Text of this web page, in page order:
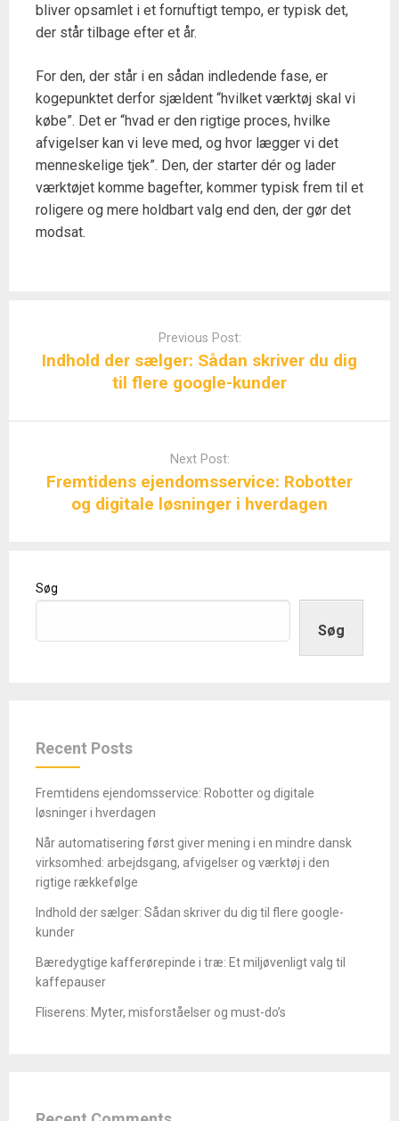
bliver opsamlet i et fornuftigt tempo, er typisk det,
der står tilbage efter et år.
For den, der står i en sådan indledende fase, er
kogepunktet derfor sjældent “hvilket værktøj skal vi
købe”. Det er “hvad er den rigtige proces, hvilke
afvigelser kan vi leve med, og hvor lægger vi det
menneskelige tjek”. Den, der starter dér og lader
værktøjet komme bagefter, kommer typisk frem til et
roligere og mere holdbart valg end den, der gør det
modsat.
Previous Post:
Indhold der sælger: Sådan skriver du dig
til flere google-kunder
Next Post:
Fremtidens ejendomsservice: Robotter
og digitale løsninger i hverdagen
Søg
Søg
Recent Posts
Fremtidens ejendomsservice: Robotter og digitale
løsninger i hverdagen
Når automatisering først giver mening i en mindre dansk
virksomhed: arbejdsgang, afvigelser og værktøj i den
rigtige rækkefølge
Indhold der sælger: Sådan skriver du dig til flere google-
kunder
Bæredygtige kafferørepinde i træ: Et miljøvenligt valg til
kaffepauser
Fliserens: Myter, misforståelser og must-do’s